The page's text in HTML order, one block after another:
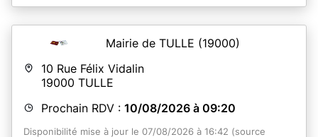
Mairie de TULLE (19000)
10 Rue Félix Vidalin
19000 TULLE
Prochain RDV : 10/08/2026 à 09:20
Disponibilité mise à jour le 07/08/2026 à 16:42 (source